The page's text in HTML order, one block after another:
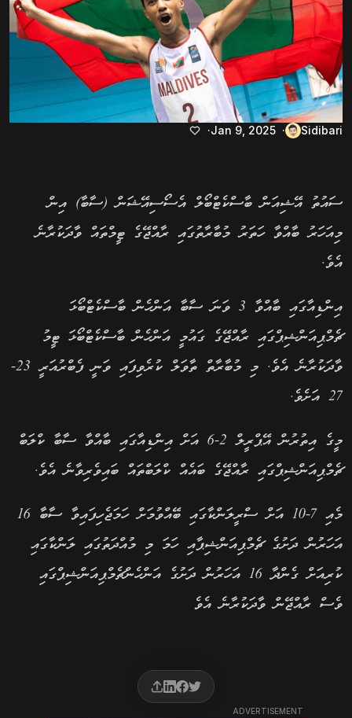
Sidibari
Jan 9, 2025
ސައުތު އޭޝިއަން ބާސްކެޓްބޯލް އެސޯސިއޭޝަން (ސާބާ) އިން
މިއަހަރު ބާއްވާ ހަތަރު މުބާރާތުގައި ރާއްޖޭގެ ޓީމްތައް ވާދަކުރާނެ
އެވެ.
އިންޑިއާގައި ބާއްވާ 3 ވަނަ ސާބާ އަންހެން ބާސްކެޓްބޯޅަ
ޗެމްޕިއަންޝިޕްގައި ރާއްޖޭގެ ގައުމީ އަންހެން ބާސްކެޓްބޯޅަ ޓީމު
ވާދަކުރާނެ އެވެ. މި މުބާރާތް ތާވަލް ކުރެވިފައި ވަނީ ފެބްރުއަރީ 23-
27 އަށެވެ.
މީގެ އިތުރުން އޭޕްރީލް 2-6 އަށް އިންޑިއާގައި ބާއްވާ ސާބާ ކްލަބް
ޗެމްޕިއަންޝިޕްގައި ރާއްޖޭގެ ބައެއް ކްލަބްތައް ބައިވެރިވާނެ އެވެ.
މެއި 7-10 އަށް ސްރީލަންކާގައި ބޭއްވުމަށް ހަމަޖެހިފައިވާ ސާބާ 16
އަހަރުން ދަށުގެ ޗެމްޕިއަންޝިޕާއި ހަމަ މި މުއްދަތުގައި ލަންކާގައި
ކުރިއަށް ގެންދާ 16 އަހަރުން ދަށުގެ އަންހެންޗެމްޕިއަންޝިޕްގައި
ވެސް ރާއްޖޭން ވާދަކުރާނެ އެވެ
ADVERTISEMENT